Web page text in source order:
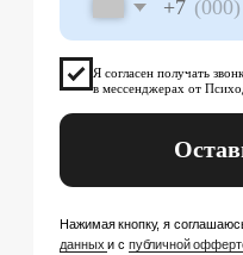
Успейте зафиксировать скидку